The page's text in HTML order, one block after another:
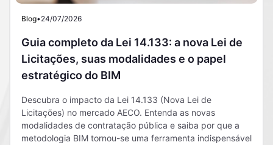
Blog•24/07/2026
Guia completo da Lei 14.133: a nova Lei de
Licitações, suas modalidades e o papel
estratégico do BIM
Descubra o impacto da Lei 14.133 (Nova Lei de
Licitações) no mercado AECO. Entenda as novas
modalidades de contratação pública e saiba por que a
metodologia BIM tornou-se uma ferramenta indispensável